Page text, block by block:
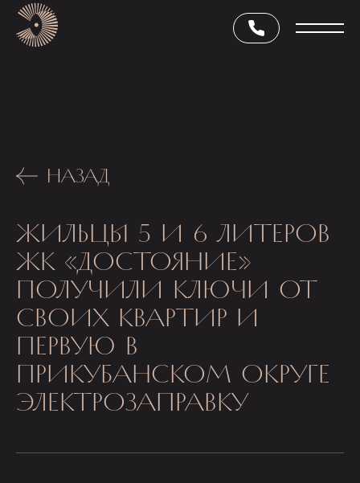
НАЗАД
ЖИЛЬЦЫ 5 И 6 ЛИТЕРОВ
ЖК «ДОСТОЯНИЕ»
ПОЛУЧИЛИ КЛЮЧИ ОТ
СВОИХ КВАРТИР И
ПЕРВУЮ В
ПРИКУБАНСКОМ ОКРУГЕ
ЭЛЕКТРОЗАПРАВКУ